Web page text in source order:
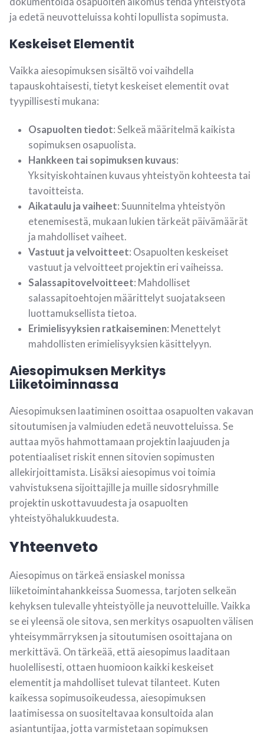
ja edetä neuvotteluissa kohti lopullista sopimusta.
Keskeiset Elementit
Vaikka aiesopimuksen sisältö voi vaihdella
tapauskohtaisesti, tietyt keskeiset elementit ovat
tyypillisesti mukana:
Osapuolten tiedot: Selkeä määritelmä kaikista
sopimuksen osapuolista.
Hankkeen tai sopimuksen kuvaus:
Yksityiskohtainen kuvaus yhteistyön kohteesta tai
tavoitteista.
Aikataulu ja vaiheet: Suunnitelma yhteistyön
etenemisestä, mukaan lukien tärkeät päivämäärät
ja mahdolliset vaiheet.
Vastuut ja velvoitteet: Osapuolten keskeiset
vastuut ja velvoitteet projektin eri vaiheissa.
Salassapitovelvoitteet: Mahdolliset
salassapitoehtojen määrittelyt suojatakseen
luottamuksellista tietoa.
Erimielisyyksien ratkaiseminen: Menettelyt
mahdollisten erimielisyyksien käsittelyyn.
Aiesopimuksen Merkitys
Liiketoiminnassa
Aiesopimuksen laatiminen osoittaa osapuolten vakavan
sitoutumisen ja valmiuden edetä neuvotteluissa. Se
auttaa myös hahmottamaan projektin laajuuden ja
potentiaaliset riskit ennen sitovien sopimusten
allekirjoittamista. Lisäksi aiesopimus voi toimia
vahvistuksena sijoittajille ja muille sidosryhmille
projektin uskottavuudesta ja osapuolten
yhteistyöhalukkuudesta.
Yhteenveto
Aiesopimus on tärkeä ensiaskel monissa
liiketoimintahankkeissa Suomessa, tarjoten selkeän
kehyksen tulevalle yhteistyölle ja neuvotteluille. Vaikka
se ei yleensä ole sitova, sen merkitys osapuolten välisen
yhteisymmärryksen ja sitoutumisen osoittajana on
merkittävä. On tärkeää, että aiesopimus laaditaan
huolellisesti, ottaen huomioon kaikki keskeiset
elementit ja mahdolliset tulevat tilanteet. Kuten
kaikessa sopimusoikeudessa, aiesopimuksen
laatimisessa on suositeltavaa konsultoida alan
asiantuntijaa, jotta varmistetaan sopimuksen